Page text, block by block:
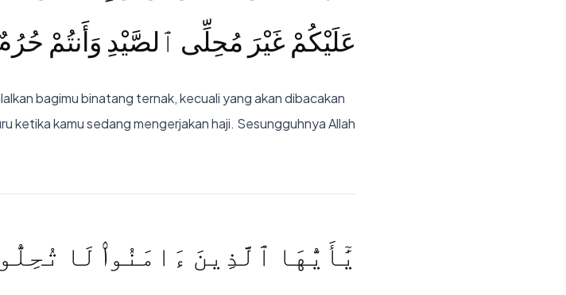
عَلَيْكُمْ غَيْرَ مُحِلِّى ٱلصَّيْدِ وَأَنتُمْ
bagimu binatang ternak, kecuali yang akan dibacakan
ketika kamu sedang mengerjakan haji. Sesungguhnya Allah
يَٰٓأَيُّهَا ٱلَّذِينَ ءَامَنُوا۟ لَا